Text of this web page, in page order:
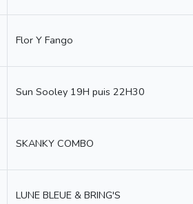
Flor Y Fango
Sun Sooley 19H puis 22H30
SKANKY COMBO
LUNE BLEUE & BRING'S